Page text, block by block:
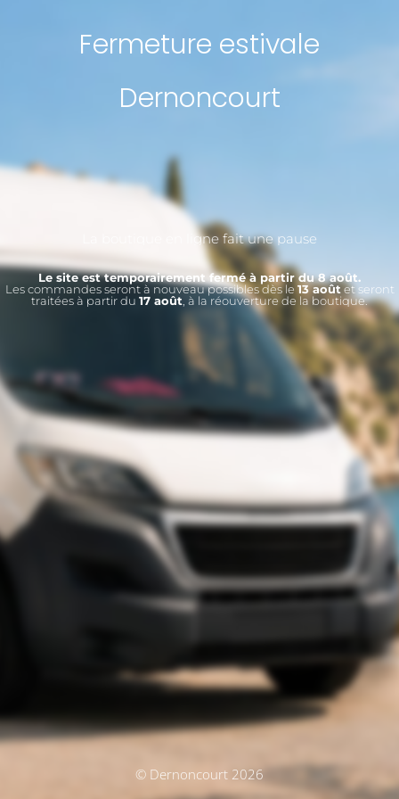
Fermeture estivale
Dernoncourt
La boutique en ligne fait une pause
Le site est temporairement fermé à partir du 8 août.
Les commandes seront à nouveau possibles dès le 13 août et seront
traitées à partir du 17 août , à la réouverture de la boutique.
© Dernoncourt 2026